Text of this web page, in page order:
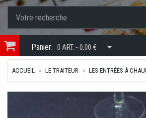
Panier: 0 ART. - 0,00 €
ACCUEIL LE TRAITEUR LES ENTRÉES À